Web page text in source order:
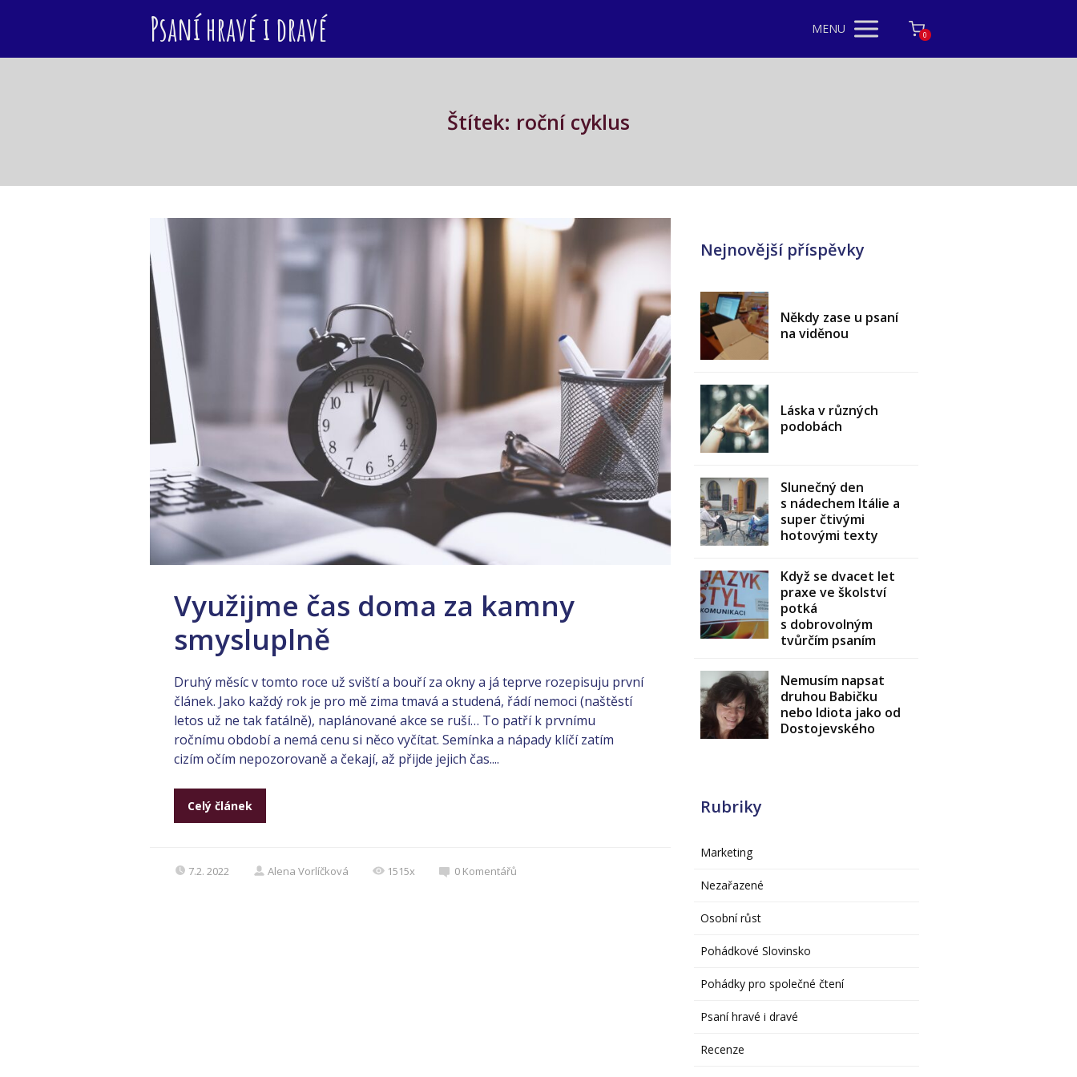
Psaní hravé i dravé MENU 0
Štítek: roční cyklus
Využijme čas doma za kamny
smysluplně
Druhý měsíc v tomto roce už sviští a bouří za okny a já teprve rozepisuju první
článek. Jako každý rok je pro mě zima tmavá a studená, řádí nemoci (naštěstí
letos už ne tak fatálně), naplánované akce se ruší… To patří k prvnímu
ročnímu období a nemá cenu si něco vyčítat. Semínka a nápady klíčí zatím
cizím očím nepozorovaně a čekají, až přijde jejich čas....
Celý článek
7.2. 2022 Alena Vorlíčková 1515x 0 Komentářů
Nejnovější příspěvky
Někdy zase u psaní
na viděnou
Láska v různých
podobách
Slunečný den
s nádechem Itálie a
super čtivými
hotovými texty
Když se dvacet let
praxe ve školství
potká
s dobrovolným
tvůrčím psaním
Nemusím napsat
druhou Babičku
nebo Idiota jako od
Dostojevského
Rubriky
Marketing
Nezařazené
Osobní růst
Pohádkové Slovinsko
Pohádky pro společné čtení
Psaní hravé i dravé
Recenze